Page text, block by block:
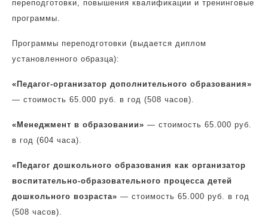
переподготовки, повышения квалификации и тренинговые
программы.
Программы переподготовки (выдается диплом
установленного образца):
«Педагог-организатор дополнительного образования»
— стоимость 65.000 руб. в год (508 часов).
«Менеджмент в образовании» — стоимость 65.000 руб.
в год (604 часа).
«Педагог дошкольного образования как организатор
воспитательно-образовательного процесса детей
дошкольного возраста» — стоимость 65.000 руб. в год
(508 часов).